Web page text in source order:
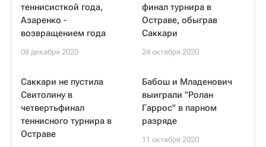
теннисисткой года,
Азаренко -
возвращением года
08 декабря 2020
финал турнира в
Остраве, обыграв
Саккари
24 октября 2020
Саккари не пустила
Свитолину в
четвертьфинал
теннисного турнира в
Остраве
Бабош и Младенович
выиграли "Ролан
Гаррос" в парном
разряде
11 октября 2020